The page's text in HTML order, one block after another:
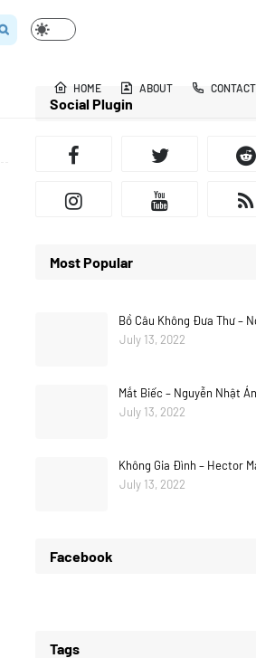
HOME ABOUT CONTACT
Social Plugin
Most Popular
Bồ Câu Không Đưa Thư –
July 13, 2022
Mắt Biếc – Nguyễn Nhật
July 13, 2022
Không Gia Đình – Hector
July 13, 2022
Facebook
Tags